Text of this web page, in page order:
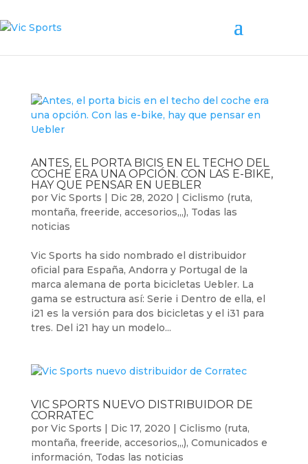
ANTES, EL PORTA BICIS EN EL TECHO DEL
COCHE ERA UNA OPCIÓN. CON LAS E-BIKE,
HAY QUE PENSAR EN UEBLER
por Vic Sports | Dic 28, 2020 | Ciclismo (ruta,
montaña, freeride, accesorios,,,), Todas las
noticias
Vic Sports ha sido nombrado el distribuidor
oficial para España, Andorra y Portugal de la
marca alemana de porta bicicletas Uebler. La
gama se estructura así: Serie i Dentro de ella, el
i21 es la versión para dos bicicletas y el i31 para
tres. Del i21 hay un modelo...
VIC SPORTS NUEVO DISTRIBUIDOR DE
CORRATEC
por Vic Sports | Dic 17, 2020 | Ciclismo (ruta,
montaña, freeride, accesorios,,,), Comunicados e
información, Todas las noticias